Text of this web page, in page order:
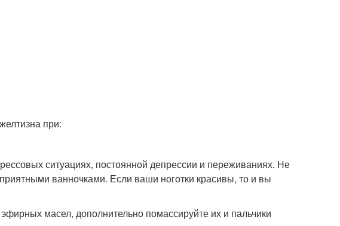
при:
ситуациях, постоянной депрессии и переживаниях. Не
ванночками. Если ваши ноготки красивы, то и вы
масел, дополнительно помассируйте их и пальчики